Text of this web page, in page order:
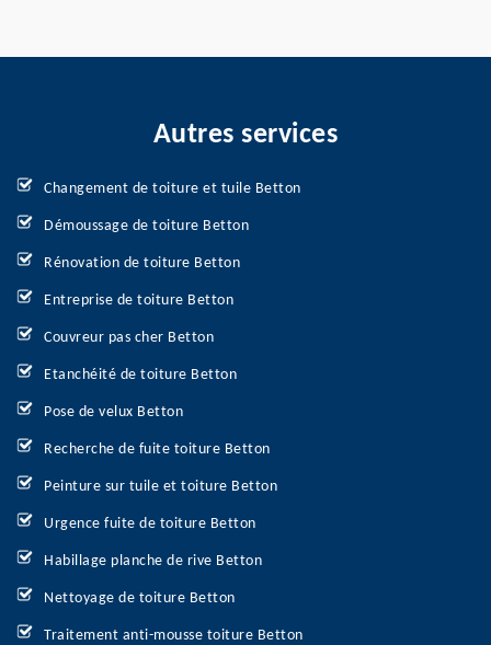
Autres services
Changement de toiture et tuile Betton
Démoussage de toiture Betton
Rénovation de toiture Betton
Entreprise de toiture Betton
Couvreur pas cher Betton
Etanchéité de toiture Betton
Pose de velux Betton
Recherche de fuite toiture Betton
Peinture sur tuile et toiture Betton
Urgence fuite de toiture Betton
Habillage planche de rive Betton
Nettoyage de toiture Betton
Traitement anti-mousse toiture Betton